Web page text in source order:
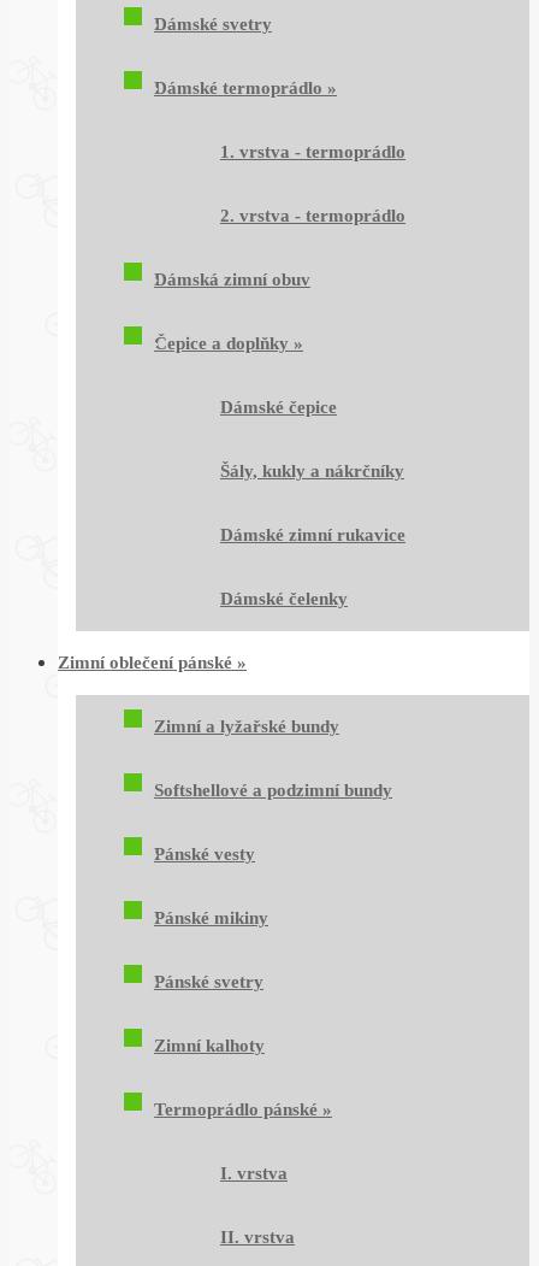
Dámské svetry
Dámské termoprádlo »
1. vrstva - termoprádlo
2. vrstva - termoprádlo
Dámská zimní obuv
Čepice a doplňky »
Dámské čepice
Šály, kukly a nákrčníky
Dámské zimní rukavice
Dámské čelenky
Zimní oblečení pánské »
Zimní a lyžařské bundy
Softshellové a podzimní bundy
Pánské vesty
Pánské mikiny
Pánské svetry
Zimní kalhoty
Termoprádlo pánské »
I. vrstva
II. vrstva